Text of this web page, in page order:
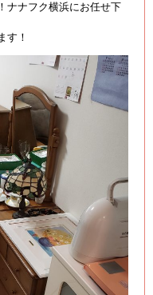
ナナフク横浜にお任せ下
す！